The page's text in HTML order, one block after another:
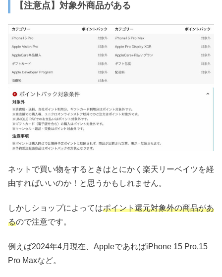
【注意点】対象外商品がある
ネットで買い物をするときはとにかく楽天リーベイツを経
由すればいいのか！と思うかもしれません。
しかしショップによってはポイント還元対象外の商品があ
るので注意です。
例えば2024年4月現在、AppleであればiPhone 15 Pro,15
Pro Maxなど。